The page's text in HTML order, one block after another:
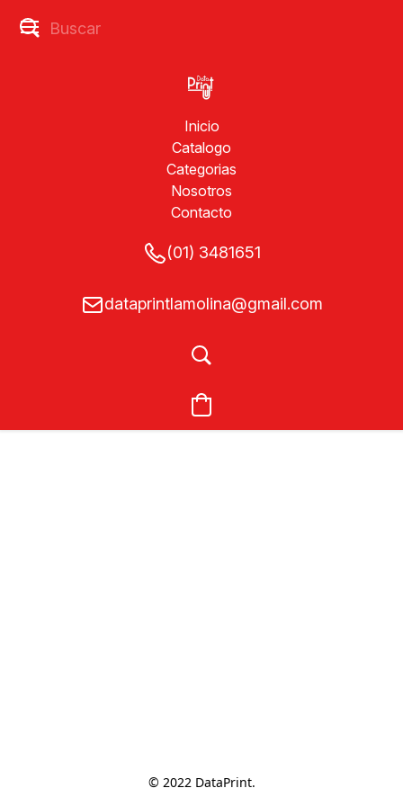
Inicio
Catalogo
Categorias
Nosotros
Contacto
(01) 3481651
dataprintlamolina@gmail.com
© 2022 DataPrint.